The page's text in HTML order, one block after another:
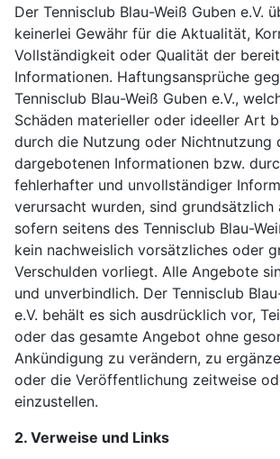
Der Tennisclub Blau-Weiß Guben e.V.
keinerlei Gewähr für die Aktualität,
Vollständigkeit oder Qualität der
Informationen. Haftungsansprüche
Tennisclub Blau-Weiß Guben e.V.,
Schäden materieller oder ideeller Art
durch die Nutzung oder Nichtnutzung
dargebotenen Informationen bzw.
fehlerhafter und unvollständiger
verursacht wurden, sind grundsätzlich
sofern seitens des Tennisclub Blau-
kein nachweislich vorsätzliches oder
Verschulden vorliegt. Alle Angebote
und unverbindlich. Der Tennisclub
e.V. behält es sich ausdrücklich vor,
oder das gesamte Angebot ohne
Ankündigung zu verändern, zu
oder die Veröffentlichung zeitweise
einzustellen.
2. Verweise und Links